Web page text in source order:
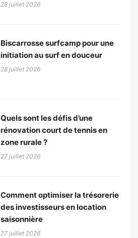
28 juillet 2026
Biscarrosse surfcamp pour une
initiation au surf en douceur
28 juillet 2026
Quels sont les défis d’une
rénovation court de tennis en
zone rurale ?
27 juillet 2026
Comment optimiser la trésorerie
des investisseurs en location
saisonnière
27 juillet 2026